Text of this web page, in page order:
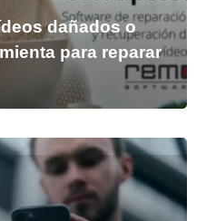
dañados o
para reparar